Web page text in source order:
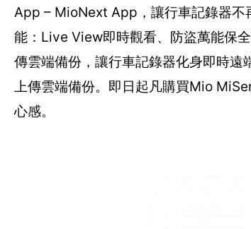
App – MioNext App，讓行車記錄器不
能：Live View即時觀看、防盜萬能保
傳雲端備份，讓行車記錄器化身即時
上傳雲端備份。即日起凡購買Mio
心感。